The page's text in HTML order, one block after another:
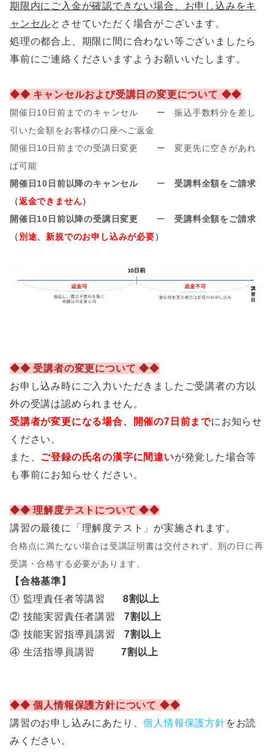
期限内にご入金が確認できない場合、お申し込みをキ
ャンセルとさせていただく場合がございます。
処理の都合上、期限に間に合わない等ございましたら
事前にご連絡くださいますようお願いいたします。
◆◆ キャンセルおよび受講日の変更について ◆◆
開催日10日前までのキャンセル ー 振込手数料分を差し
引いた金額をお客様の口座へご返金
開催日10日前までの受講日変更 ー 変更先に空きがあれ
ば可能
開催日10日前以降のキャンセル ー受講料全額をご請求
（返金できません）
開催日10日前以降の受講日変更 ー受講料全額をご請求
（別途、新規でのお申し込みが必要）
◆◆ 受講者の変更について ◆◆
お申し込み時にご入力いただきましたご受講者の方以
外の受講は認められません。
受講者が変更になる場合、開催の7日前までにお知らせ
ください。
また、 ご登録の氏名の漢字に間違いが発覚した場合等
も事前にお知らせください。
◆◆ 理解度テストについて ◆◆
講習の最後に「理解度テスト」が実施されます。
合格点に満たない場合は受講証明書は交付されず、別の日に再
受講・合格する必要があります。
【合格基準】
① 監理責任者等講習 8割以上
② 技能実習責任者講習7割以上
③ 技能実習指導員講習7割以上
④ 生活指導員講習
7割以上
◆◆ 個人情報保護方針について ◆◆
講習のお申し込みにあたり、個人情報保護方針をお読
みください。